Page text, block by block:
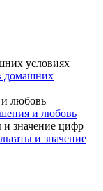
домашних
и любовь
и значение